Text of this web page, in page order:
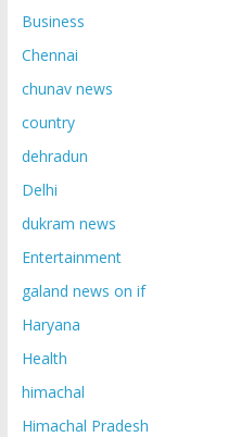
Business
Chennai
chunav news
country
dehradun
Delhi
dukram news
Entertainment
galand news on if
Haryana
Health
himachal
Himachal Pradesh